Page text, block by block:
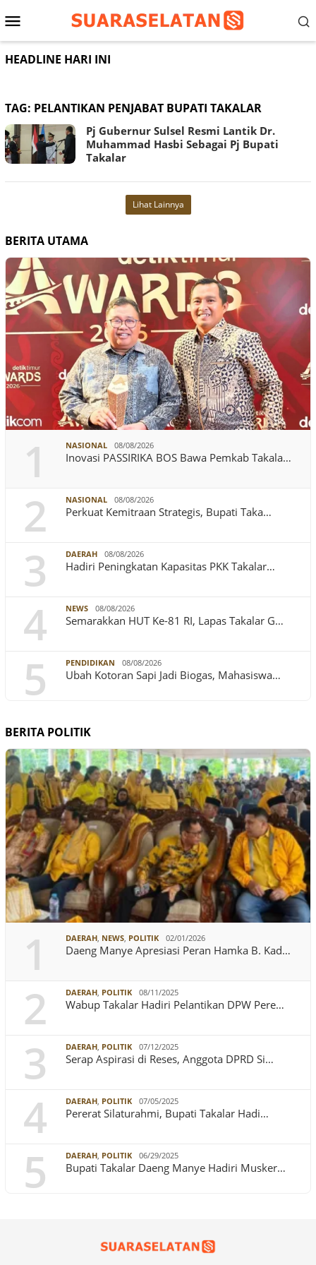
ke
Menu
Mobile
HEADLINE HARI INI
TAG: PELANTIKAN PENJABAT BUPATI TAKALAR
Pj Gubernur Sulsel Resmi Lantik Dr.
Muhammad Hasbi Sebagai Pj Bupati
Takalar
Lihat Lainnya
BERITA UTAMA
1 NASIONAL 08/08/2026
Inovasi PASSIRIKA BOS Bawa Pemkab Takala…
2 NASIONAL 08/08/2026
Perkuat Kemitraan Strategis, Bupati Taka…
3 DAERAH 08/08/2026
Hadiri Peningkatan Kapasitas PKK Takalar…
4 NEWS 08/08/2026
Semarakkan HUT Ke-81 RI, Lapas Takalar G…
5 PENDIDIKAN 08/08/2026
Ubah Kotoran Sapi Jadi Biogas, Mahasiswa…
BERITA POLITIK
1 DAERAH, NEWS, POLITIK 02/01/2026
Daeng Manye Apresiasi Peran Hamka B. Kad…
2 DAERAH, POLITIK 08/11/2025
Wabup Takalar Hadiri Pelantikan DPW Pere…
3 DAERAH, POLITIK 07/12/2025
Serap Aspirasi di Reses, Anggota DPRD Si…
4 DAERAH, POLITIK 07/05/2025
Pererat Silaturahmi, Bupati Takalar Hadi…
5 DAERAH, POLITIK 06/29/2025
Bupati Takalar Daeng Manye Hadiri Musker…